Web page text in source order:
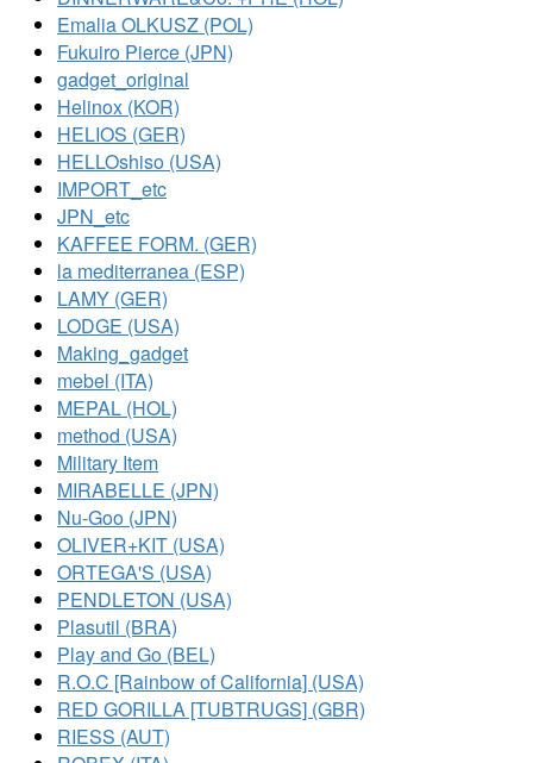
Emalia OLKUSZ (POL)
Fukuiro Pierce (JPN)
gadget_original
Helinox (KOR)
HELIOS (GER)
HELLOshiso (USA)
IMPORT_etc
JPN_etc
KAFFEE FORM. (GER)
la mediterranea (ESP)
LAMY (GER)
LODGE (USA)
Making_gadget
mebel (ITA)
MEPAL (HOL)
method (USA)
Military Item
MIRABELLE (JPN)
Nu-Goo (JPN)
OLIVER+KIT (USA)
ORTEGA'S (USA)
PENDLETON (USA)
Plasutil (BRA)
Play and Go (BEL)
R.O.C [Rainbow of California] (USA)
RED GORILLA [TUBTRUGS] (GBR)
RIESS (AUT)